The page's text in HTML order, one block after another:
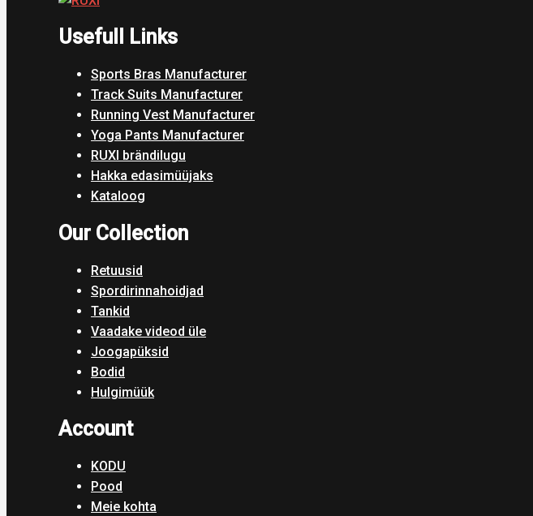
Usefull Links
Sports Bras Manufacturer
Track Suits Manufacturer
Running Vest Manufacturer
Yoga Pants Manufacturer
RUXI brändilugu
Hakka edasimüüjaks
Kataloog
Our Collection
Retuusid
Spordirinnahoidjad
Tankid
Vaadake videod üle
Joogapüksid
Bodid
Hulgimüük
Account
KODU
Pood
Meie kohta